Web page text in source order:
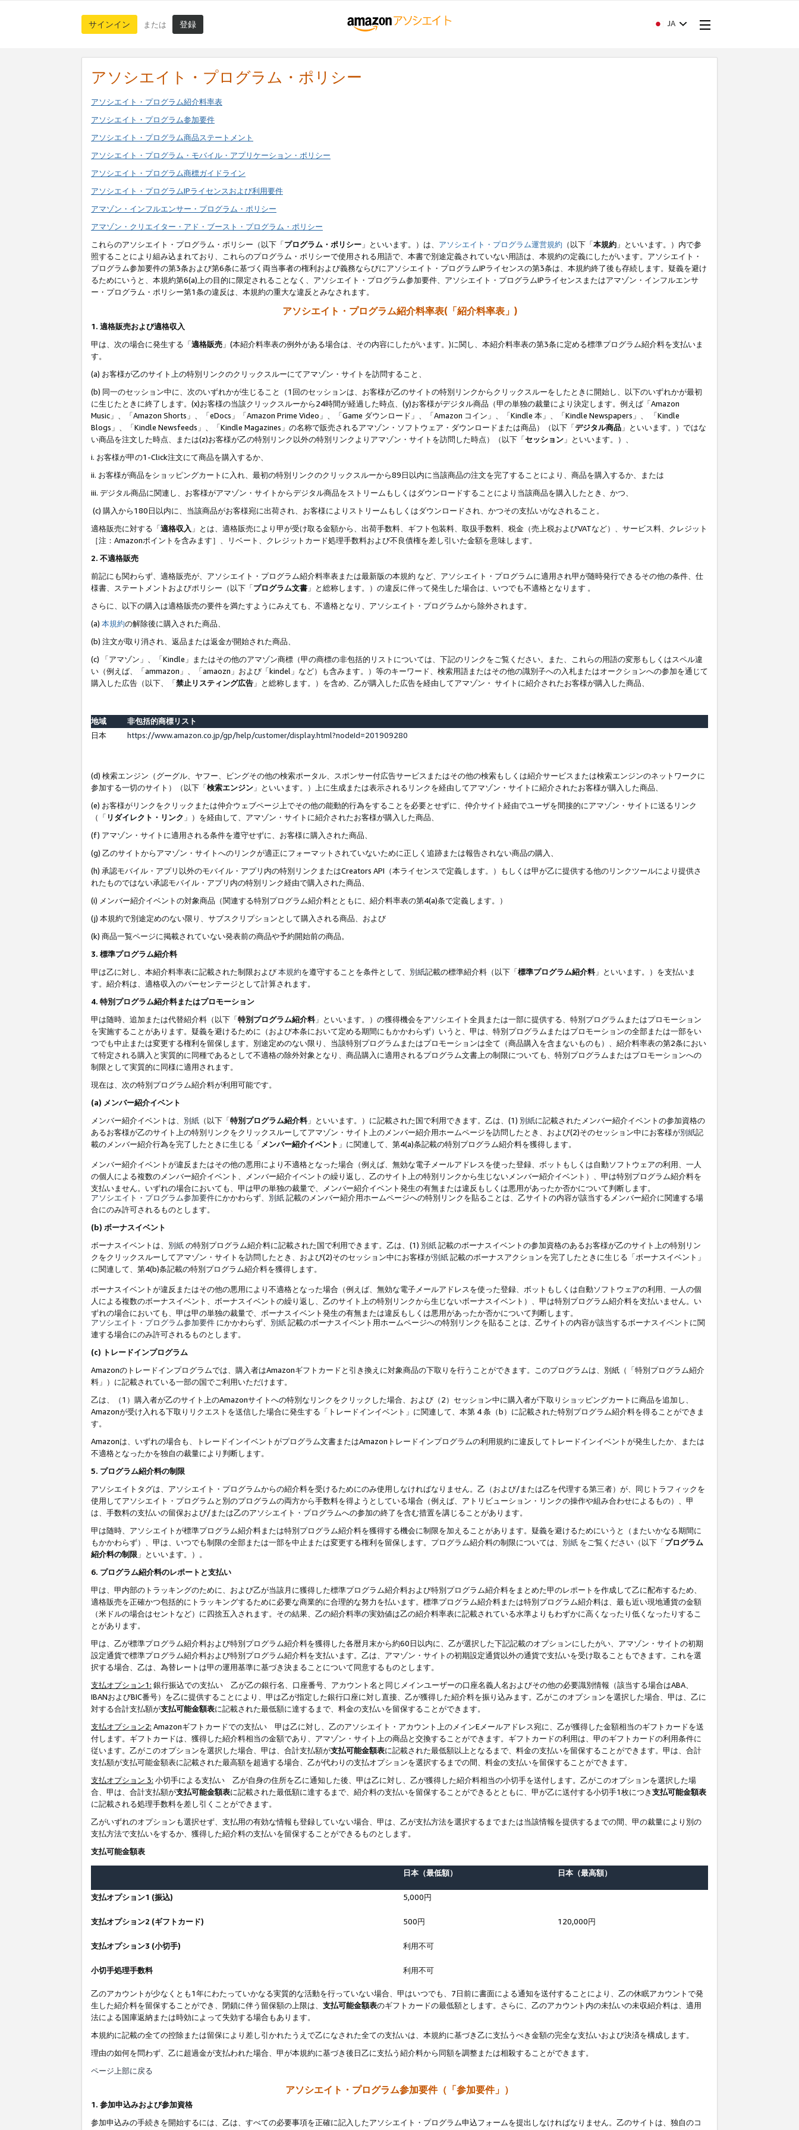
サインイン または 登録 JA
アソシエイト・プログラム・ポリシー
アソシエイト・プログラム紹介料率表
アソシエイト・プログラム参加要件
アソシエイト・プログラム商品ステートメント
アソシエイト・プログラム・モバイル・アプリケーション・ポリシー
アソシエイト・プログラム商標ガイドライン
アソシエイト・プログラムIPライセンスおよび利用要件
アマゾン・インフルエンサー・プログラム・ポリシー
アマゾン・クリエイター・アド・ブースト・プログラム・ポリシー
これらのアソシエイト・プログラム・ポリシー（以下「プログラム・ポリシー 」といいます。）は、 アソシエイト・プログラム運営規約 （以下「本規約 」といいます。）内で参
照することにより組み込まれており、これらのプログラム・ポリシーで使用される用語で、本書で別途定義されていない用語は、本規約の定義にしたがいます。アソシエイト・
プログラム参加要件の第3条および第6条に基づく両当事者の権利および義務ならびにアソシエイト・プログラムIPライセンスの第3条は、本規約終了後も存続します。疑義を避け
るためにいうと、本規約第6(a)上の目的に限定されることなく、アソシエイト・プログラム参加要件、アソシエイト・プログラムIPライセンスまたはアマゾン・インフルエンサ
ー・プログラム・ポリシー第1条の違反は、本規約の重大な違反とみなされます。
アソシエイト・プログラム紹介料率表(「紹介料率表」)
1. 適格販売および適格収入
甲は、次の場合に発生する「適格販売 」(本紹介料率表の例外がある場合は、その内容にしたがいます。)に関し、本紹介料率表の第3条に定める標準プログラム紹介料を支払いま
す。
(a) お客様が乙のサイト上の特別リンクのクリックスルーにてアマゾン・サイトを訪問すること、
(b) 同一のセッション中に、次のいずれかが生じること（1回のセッションは、お客様が乙のサイトの特別リンクからクリックスルーをしたときに開始し、以下のいずれかが最初
に生じたときに終了します。(x)お客様の当該クリックスルーから24時間が経過した時点、(y)お客様がデジタル商品（甲の単独の裁量により決定します。例えば「Amazon
Music」、「Amazon Shorts」、「eDocs」「Amazon Prime Video」、「Game ダウンロード」、「Amazon コイン」、「Kindle 本」、「Kindle Newspapers」、 「Kindle
Blogs」、「Kindle Newsfeeds」、「Kindle Magazines」の名称で販売されるアマゾン・ソフトウェア・ダウンロードまたは商品）（以下「デジタル商品 」といいます。）ではな
い商品を注文した時点、または(z)お客様が乙の特別リンク以外の特別リンクよりアマゾン・サイトを訪問した時点）（以下「セッション 」といいます。）、
i. お客様が甲の1-Click注文にて商品を購入するか、
ii. お客様が商品をショッピングカートに入れ、最初の特別リンクのクリックスルーから89日以内に当該商品の注文を完了することにより、商品を購入するか、または
iii. デジタル商品に関連し、お客様がアマゾン・サイトからデジタル商品をストリームもしくはダウンロードすることにより当該商品を購入したとき、かつ、
(c) 購入から180日以内に、当該商品がお客様宛に出荷され、お客様によりストリームもしくはダウンロードされ、かつその支払いがなされること。
適格販売に対する「適格収入 」とは、適格販売により甲が受け取る金額から、出荷手数料、ギフト包装料、取扱手数料、税金（売上税およびVATなど）、サービス料、クレジット
［注：Amazonポイントを含みます］、リベート、クレジットカード処理手数料および不良債権を差し引いた金額を意味します。
2. 不適格販売
前記にも関わらず、適格販売が、アソシエイト・プログラム紹介料率表または最新版の本規約 など、アソシエイト・プログラムに適用され甲が随時発行できるその他の条件、仕
様書、ステートメントおよびポリシー（以下「プログラム文書 」と総称します。）の違反に伴って発生した場合は、いつでも不適格となります 。
さらに、以下の購入は適格販売の要件を満たすようにみえても、不適格となり、アソシエイト・プログラムから除外されます。
(a) 本規約の解除後に購入された商品、
(b) 注文が取り消され、返品または返金が開始された商品、
(c) 「アマゾン」、「Kindle」またはその他のアマゾン商標（甲の商標の非包括的リストについては、下記のリンクをご覧ください。また、これらの用語の変形もしくはスペル違
い（例えば、「ammazon」、「amaozn」および「kindel」など）も含みます。）等のキーワード、検索用語またはその他の識別子への入札またはオークションへの参加を通じて
購入した広告（以下、「禁止リスティング広告 」と総称します。）を含め、乙が購入した広告を経由してアマゾン・ サイトに紹介されたお客様が購入した商品、
地域
非包括的商標リスト
日本
https://www.amazon.co.jp/gp/help/customer/display.html?nodeId=201909280
(d) 検索エンジン（グーグル、ヤフー、ビングその他の検索ポータル、スポンサー付広告サービスまたはその他の検索もしくは紹介サービスまたは検索エンジンのネットワークに
参加する一切のサイト）（以下「検索エンジン 」といいます。）上に生成または表示されるリンクを経由してアマゾン・サイトに紹介されたお客様が購入した商品、
(e) お客様がリンクをクリックまたは仲介ウェブページ上でその他の能動的行為をすることを必要とせずに、仲介サイト経由でユーザを間接的にアマゾン・サイトに送るリンク
（「 リダイレクト・リンク 」）を経由して、アマゾン・サイトに紹介されたお客様が購入した商品、
(f) アマゾン・サイトに適用される条件を遵守せずに、お客様に購入された商品、
(g) 乙のサイトからアマゾン・サイトへのリンクが適正にフォーマットされていないために正しく追跡または報告されない商品の購入、
(h) 承認モバイル・アプリ以外のモバイル・アプリ内の特別リンクまたはCreators API（本ライセンスで定義します。）もしくは甲が乙に提供する他のリンクツールにより提供さ
れたものではない承認モバイル・アプリ内の特別リンク経由で購入された商品、
(i) メンバー紹介イベントの対象商品（関連する特別プログラム紹介料とともに、紹介料率表の第4(a)条で定義します。）
(j) 本規約で別途定めのない限り、サブスクリプションとして購入される商品、および
(k) 商品一覧ページに掲載されていない発表前の商品や予約開始前の商品。
3. 標準プログラム紹介料
甲は乙に対し、本紹介料率表に記載された制限および本規約を遵守することを条件として、 別紙記載の標準紹介料（以下「標準プログラム紹介料」といいます。）を支払いま
す。紹介料は、適格収入のパーセンテージとして計算されます。
4. 特別プログラム紹介料またはプロモーション
甲は随時、追加または代替紹介料（以下「特別プログラム紹介料」といいます。）の獲得機会をアソシエイト全員または一部に提供する、特別プログラムまたはプロモーション
を実施することがあります。疑義を避けるために（および本条において定める期間にもかかわらず）いうと、甲は、特別プログラムまたはプロモーションの全部または一部をい
つでも中止または変更する権利を留保します。別途定めのない限り、当該特別プログラムまたはプロモーションは全て（商品購入を含まないものも）、紹介料率表の第2条におい
て特定される購入と実質的に同種であるとして不適格の除外対象となり、商品購入に適用されるプログラム文書上の制限についても、特別プログラムまたはプロモーションへの
制限として実質的に同様に適用されます。
現在は、次の特別プログラム紹介料が利用可能です。
(a) メンバー紹介イベント
メンバー紹介イベントは、 別紙 （以下「特別プログラム紹介料」といいます。）に記載された国で利用できます。乙は、(1) 別紙に記載されたメンバー紹介イベントの参加資格の
あるお客様が乙のサイト上の特別リンクをクリックスルーしてアマゾン・サイト上のメンバー紹介用ホームページを訪問したとき、および(2)そのセッション中にお客様が別紙記
載のメンバー紹介行為を完了したときに生じる「 メンバー紹介イベント 」に関連して、第4(a)条記載の特別プログラム紹介料を獲得します。
メンバー紹介イベントが違反またはその他の悪用により不適格となった場合（例えば、無効な電子メールアドレスを使った登録、ボットもしくは自動ソフトウェアの利用、一人
の個人による複数のメンバー紹介イベント、メンバー紹介イベントの繰り返し、乙のサイト上の特別リンクから生じないメンバー紹介イベント）、甲は特別プログラム紹介料を
支払いません。いずれの場合においても、甲は甲の単独の裁量で、メンバー紹介イベント発生の有無または違反もしくは悪用があったか否かについて判断します。
アソシエイト・プログラム参加要件にかかわらず、 別紙記載のメンバー紹介用ホームページへの特別リンクを貼ることは、乙サイトの内容が該当するメンバー紹介に関連する場
合にのみ許可されるものとします。
(b) ボーナスイベント
ボーナスイベントは、 別紙の特別プログラム紹介料に記載された国で利用できます。乙は、(1) 別紙記載のボーナスイベントの参加資格のあるお客様が乙のサイト上の特別リン
クをクリックスルーしてアマゾン・サイトを訪問したとき、および(2)そのセッション中にお客様が別紙記載のボーナスアクションを完了したときに生じる「ボーナスイベント」
に関連して、第4(b)条記載の特別プログラム紹介料を獲得します。
ボーナスイベントが違反またはその他の悪用により不適格となった場合（例えば、無効な電子メールアドレスを使った登録、ボットもしくは自動ソフトウェアの利用、一人の個
人による複数のボーナスイベント、ボーナスイベントの繰り返し、乙のサイト上の特別リンクから生じないボーナスイベント）、甲は特別プログラム紹介料を支払いません。い
ずれの場合においても、甲は甲の単独の裁量で、ボーナスイベント発生の有無または違反もしくは悪用があったか否かについて判断します。
アソシエイト・プログラム参加要件 にかかわらず、 別紙記載のボーナスイベント用ホームページへの特別リンクを貼ることは、乙サイトの内容が該当するボーナスイベントに関
連する場合にのみ許可されるものとします。
(c) トレードインプログラム
Amazonのトレードインプログラムでは、購入者はAmazonギフトカードと引き換えに対象商品の下取りを行うことができます。このプログラムは、別紙（「特別プログラム紹介
料」）に記載されている一部の国でご利用いただけます。
乙は、（1）購入者が乙のサイト上のAmazonサイトへの特別なリンクをクリックした場合、および（2）セッション中に購入者が下取りショッピングカートに商品を追加し、
Amazonが受け入れる下取りリクエストを送信した場合に発生する「トレードインイベント」に関連して、本第 4 条（b）に記載された特別プログラム紹介料を得ることができま
す。
Amazonは、いずれの場合も、トレードインイベントがプログラム文書またはAmazonトレードインプログラムの利用規約に違反してトレードインイベントが発生したか、または
不適格となったかを独自の裁量により判断します。
5. プログラム紹介料の制限
アソシエイトタグは、アソシエイト・プログラムからの紹介料を受けるためにのみ使用しなければなりません。乙（および/または乙を代理する第三者）が、同じトラフィックを
使用してアソシエイト・プログラムと別のプログラムの両方から手数料を得ようとしている場合（例えば、アトリビューション・リンクの操作や組み合わせによるもの）、甲
は、手数料の支払いの留保および/または乙のアソシエイト・プログラムへの参加の終了を含む措置を講じることがあります。
甲は随時、アソシエイトが標準プログラム紹介料または特別プログラム紹介料を獲得する機会に制限を加えることがあります。疑義を避けるためにいうと（またいかなる期間に
もかかわらず）、甲は、いつでも制限の全部または一部を中止または変更する権利を留保します。プログラム紹介料の制限については、 別紙 をご覧ください（以下「プログラム
紹介料の制限 」といいます。）。
6. プログラム紹介料のレポートと支払い
甲は、甲内部のトラッキングのために、および乙が当該月に獲得した標準プログラム紹介料および特別プログラム紹介料をまとめた甲のレポートを作成して乙に配布するため、
適格販売を正確かつ包括的にトラッキングするために必要な商業的に合理的な努力を払います。標準プログラム紹介料または特別プログラム紹介料は、最も近い現地通貨の金額
（米ドルの場合はセントなど）に四捨五入されます。その結果、乙の紹介料率の実効値は乙の紹介料率表に記載されている水準よりもわずかに高くなったり低くなったりするこ
とがあります。
甲は、乙が標準プログラム紹介料および特別プログラム紹介料を獲得した各暦月末から約60日以内に、乙が選択した下記記載のオプションにしたがい、アマゾン・サイトの初期
設定通貨で標準プログラム紹介料および特別プログラム紹介料を支払います。乙は、アマゾン・サイトの初期設定通貨以外の通貨で支払いを受け取ることもできます。これを選
択する場合、乙は、為替レートは甲の運用基準に基づき決まることについて同意するものとします。
支払オプション1: 銀行振込での支払い 乙が乙の銀行名、口座番号、アカウント名と同じメインユーザーの口座名義人名およびその他の必要識別情報（該当する場合はABA、
IBANおよびBIC番号）を乙に提供することにより、甲は乙が指定した銀行口座に対し直接、乙が獲得した紹介料を振り込みます。乙がこのオプションを選択した場合、甲は、乙に
対する合計支払額が支払可能金額表に記載された最低額に達するまで、料金の支払いを留保することができます。
支払オプション2: Amazonギフトカードでの支払い 甲は乙に対し、乙のアソシエイト・アカウント上のメインEメールアドレス宛に、乙が獲得した金額相当のギフトカードを送
付します。ギフトカードは、獲得した紹介料相当の金額であり、アマゾン・サイト上の商品と交換することができます。ギフトカードの利用は、甲のギフトカードの利用条件に
従います。乙がこのオプションを選択した場合、甲は、合計支払額が支払可能金額表に記載された最低額以上となるまで、料金の支払いを留保することができます。甲は、合計
支払額が支払可能金額表に記載された最高額を超過する場合、乙が代わりの支払オプションを選択するまでの間、料金の支払いを留保することができます。
支払オプション 3: 小切手による支払い 乙が自身の住所を乙に通知した後、甲は乙に対し、乙が獲得した紹介料相当の小切手を送付します。乙がこのオプションを選択した場
合、甲は、合計支払額が支払可能金額表に記載された最低額に達するまで、紹介料の支払いを留保することができるとともに、甲が乙に送付する小切手1枚につき支払可能金額表
に記載される処理手数料を差し引くことができます。
乙がいずれのオプションも選択せず、支払用の有効な情報も登録していない場合、甲は、乙が支払方法を選択するまでまたは当該情報を提供するまでの間、甲の裁量により別の
支払方法で支払いをするか、獲得した紹介料の支払いを留保することができるものとします。
支払可能金額表
日本（最低額） 日本（最高額）
支払オプション1 (振込) 5,000円
支払オプション2 (ギフトカード) 500円 120,000円
支払オプション3 (小切手) 利用不可
小切手処理手数料 利用不可
乙のアカウントが少なくとも1年にわたっていかなる実質的な活動を行っていない場合、甲はいつでも、7日前に書面による通知を送付することにより、乙の休眠アカウントで発
生した紹介料を留保することができ、閉鎖に伴う留保額の上限は、 支払可能金額表のギフトカードの最低額とします。さらに、乙のアカウント内の未払いの未収紹介料は、適用
法による国庫返納または時効によって失効する場合もあります。
本規約に記載の全ての控除または留保により差し引かれたうえで乙になされた全ての支払いは、本規約に基づき乙に支払うべき金額の完全な支払いおよび決済を構成します。
理由の如何を問わず、乙に超過金が支払われた場合、甲が本規約に基づき後日乙に支払う紹介料から同額を調整または相殺することができます。
ページ上部に戻る
アソシエイト・プログラム参加要件（「参加要件」）
1. 参加申込みおよび参加資格
参加申込みの手続きを開始するには、乙は、すべての必要事項を正確に記入したアソシエイト・プログラム申込フォームを提出しなければなりません。乙のサイトは、独自のコ